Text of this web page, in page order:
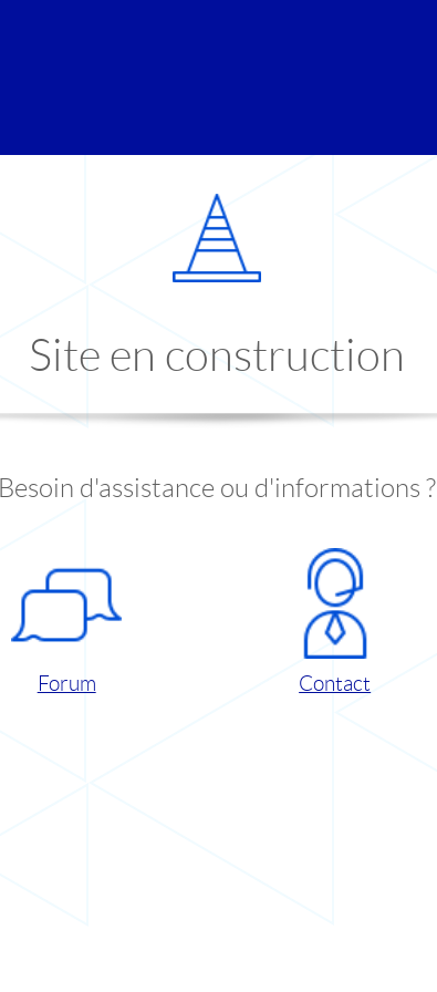
Site en construction
Besoin d'assistance ou d'informations ?
Forum Contact